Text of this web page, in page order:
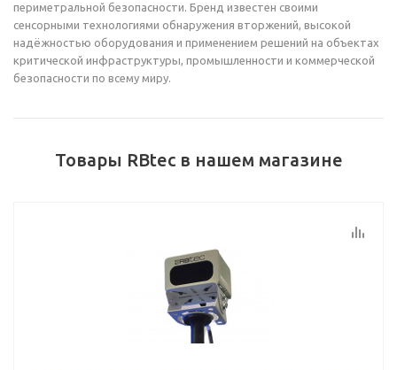
периметральной безопасности. Бренд известен своими
сенсорными технологиями обнаружения вторжений, высокой
надёжностью оборудования и применением решений на объектах
критической инфраструктуры, промышленности и коммерческой
безопасности по всему миру.
Товары RBtec в нашем магазине